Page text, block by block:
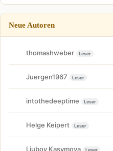
Neue Autoren
thomashweber Leser
Juergen1967 Leser
intothedeeptime Leser
Helge Keipert Leser
Liubov Kasymova Leser